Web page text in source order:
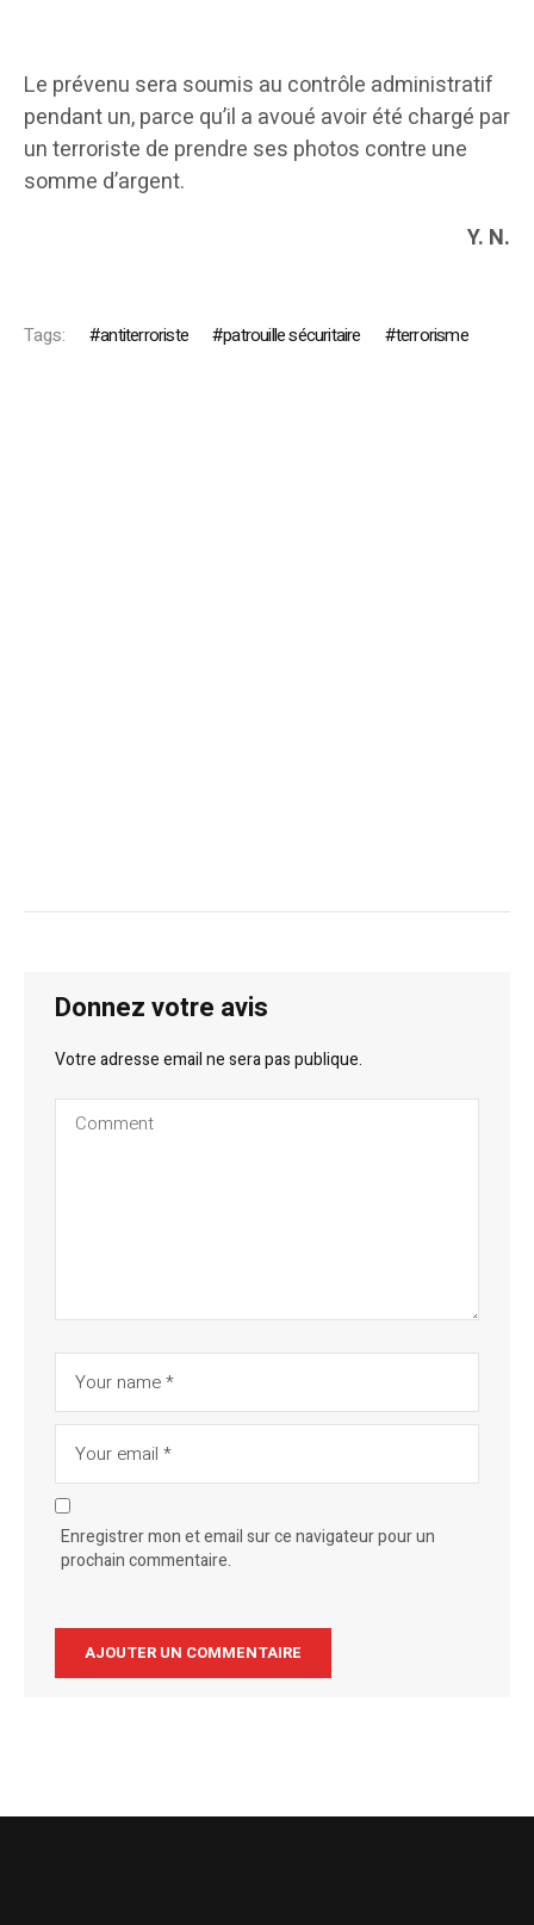
Le prévenu sera soumis au contrôle administratif
pendant un, parce qu’il a avoué avoir été chargé par
un terroriste de prendre ses photos contre une
somme d’argent.
Y. N.
Tags: antiterroriste patrouille sécuritaire terrorisme
Donnez votre avis
Votre adresse email ne sera pas publique.
Enregistrer mon et email sur ce navigateur pour un
prochain commentaire.